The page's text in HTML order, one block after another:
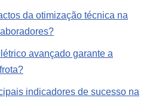
da otimização técnica na
avançado garante a
indicadores de sucesso na